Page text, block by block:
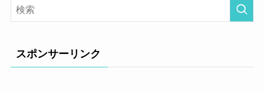
スポンサーリンク